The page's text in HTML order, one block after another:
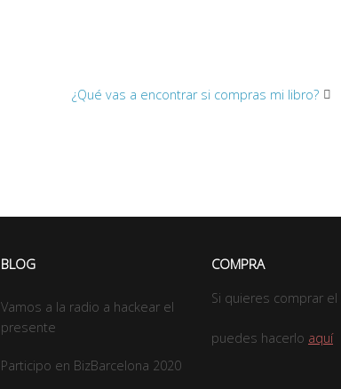
¿Qué vas a encontrar si compras mi libro?
BLOG
Vamos a la radio a hackear el
presente
Participo en BizBarcelona 2020
COMPRA
Si quieres comprar el
puedes hacerlo aquí